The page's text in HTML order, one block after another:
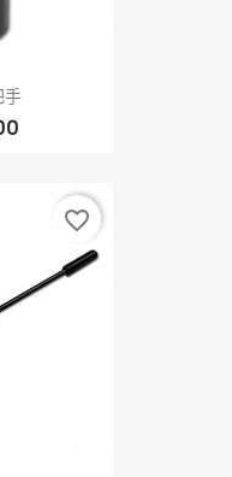
手
favorite_border